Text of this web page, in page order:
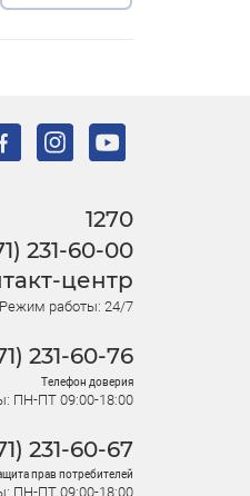
1270
231-60-00
центр
Режим работы: 24/7
231-60-76
Телефон доверия
ПН-ПТ 09:00-18:00
231-60-67
прав потребителей
ПН-ПТ 09:00-18:00